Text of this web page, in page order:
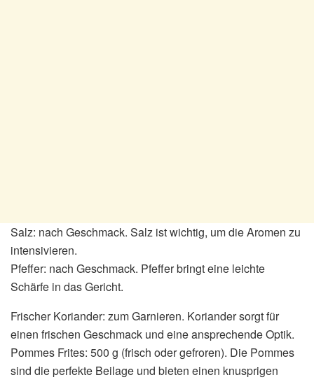
Salz: nach Geschmack. Salz ist wichtig, um die Aromen zu
intensivieren.
Pfeffer: nach Geschmack. Pfeffer bringt eine leichte
Schärfe in das Gericht.
Frischer Koriander: zum Garnieren. Koriander sorgt für
einen frischen Geschmack und eine ansprechende Optik.
Pommes Frites: 500 g (frisch oder gefroren). Die Pommes
sind die perfekte Beilage und bieten einen knusprigen